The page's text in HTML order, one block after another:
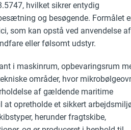
hvilket sikrer entydig
og besøgende. Formålet
som kan opstå ved anvendelse af
eller følsomt udstyr.
i maskinrum, opbevaringsrum
områder, hvor
af gældende maritime
at opretholde et sikkert
herunder fragtskibe,